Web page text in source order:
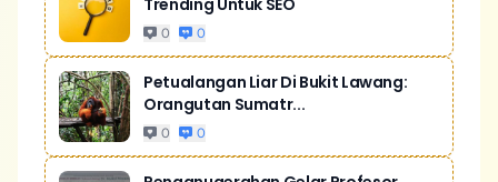
Trending Untuk SEO
0 0
Petualangan Liar Di Bukit Lawang:
Orangutan Sumatr...
0 0